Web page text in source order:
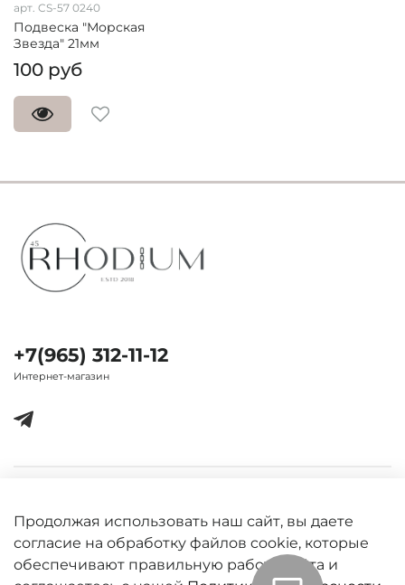
арт. CS-57 0240
Подвеска "Морская
Звезда" 21мм
100 руб
+7(965) 312-11-12
Интернет-магазин
Продолжая использовать наш сайт, вы даете
согласие на обработку файлов cookie, которые
обеспечивают правильную работу сайта и